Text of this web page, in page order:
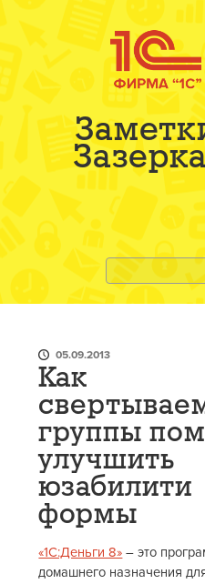
05.09.2013
Как
группы
улучшить
юзабилити
формы
«1С:Деньги 8» – это
домашнего назначения